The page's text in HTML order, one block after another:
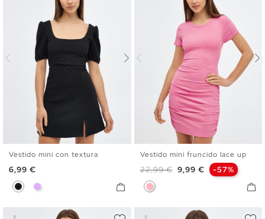
XS S M L
Vestido mini con textura
Precio
6,99 €
NegroMalva
S M L
Vestido mini fruncido lace up
Precio base
22,99 € Precio
9,99 € -57%
Rosa Chicle